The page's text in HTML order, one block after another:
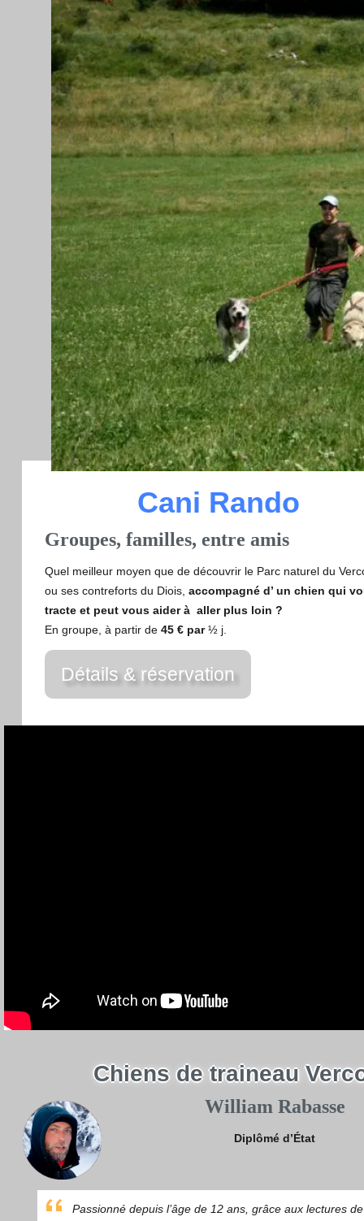
Cani Rando
Groupes, familles, entre amis
Quel meilleur moyen que de découvrir le Parc naturel du
ou ses contreforts du Diois, accompagné d’ un chien qui
tracte et peut vous aider à aller plus loin ?
En groupe, à partir de 45 € par½ j.
Détails & réservation
Chiens de traineau
William Rabasse
Diplômé d’État
Passionné depuis l’âge de 12 ans, grâce aux lectures